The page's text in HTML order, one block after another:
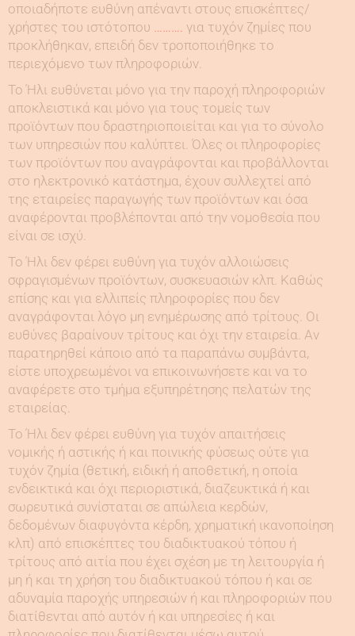
οποιαδήποτε ευθύνη απέναντι στους επισκέπτες/
χρήστες του ιστότοπου ………. για τυχόν ζημίες που
προκλήθηκαν, επειδή δεν τροποποιήθηκε το
περιεχόμενο των πληροφοριών.
Το Ήλι ευθύνεται μόνο για την παροχή πληροφοριών
αποκλειστικά και μόνο για τους τομείς των
προϊόντων που δραστηριοποιείται και για το σύνολο
των υπηρεσιών που καλύπτει. Όλες οι πληροφορίες
των προϊόντων που αναγράφονται και προβάλλονται
στο ηλεκτρονικό κατάστημα, έχουν συλλεχτεί από
της εταιρείες παραγωγής των προϊόντων και όσα
αναφέρονται προβλέπονται από την νομοθεσία που
είναι σε ισχύ.
To Ήλι δεν φέρει ευθύνη για τυχόν αλλοιώσεις
σφραγισμένων προϊόντων, συσκευασιών κλπ. Καθώς
επίσης και για ελλιπείς πληροφορίες που δεν
αναγράφονται λόγο μη ενημέρωσης από τρίτους. Οι
ευθύνες βαραίνουν τρίτους και όχι την εταιρεία. Αν
παρατηρηθεί κάποιο από τα παραπάνω συμβάντα,
είστε υποχρεωμένοι να επικοινωνήσετε και να το
αναφέρετε στο τμήμα εξυπηρέτησης πελατών της
εταιρείας.
Το Ήλι δεν φέρει ευθύνη για τυχόν απαιτήσεις
νομικής ή αστικής ή και ποινικής φύσεως ούτε για
τυχόν ζημία (θετική, ειδική ή αποθετική, η οποία
ενδεικτικά και όχι περιοριστικά, διαζευκτικά ή και
σωρευτικά συνίσταται σε απώλεια κερδών,
δεδομένων διαφυγόντα κέρδη, χρηματική ικανοποίηση
κλπ) από επισκέπτες του διαδικτυακού τόπου ή
τρίτους από αιτία που έχει σχέση με τη λειτουργία ή
μη ή και τη χρήση του διαδικτυακού τόπου ή και σε
αδυναμία παροχής υπηρεσιών ή και πληροφοριών που
διατίθενται από αυτόν ή και υπηρεσίες ή και